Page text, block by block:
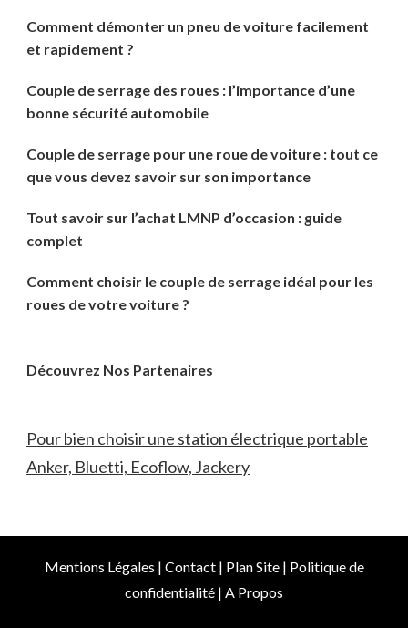
Comment démonter un pneu de voiture facilement
et rapidement ?
Couple de serrage des roues : l’importance d’une
bonne sécurité automobile
Couple de serrage pour une roue de voiture : tout ce
que vous devez savoir sur son importance
Tout savoir sur l’achat LMNP d’occasion : guide
complet
Comment choisir le couple de serrage idéal pour les
roues de votre voiture ?
Découvrez Nos Partenaires
Pour bien choisir une station électrique portable
Anker, Bluetti, Ecoflow, Jackery
Mentions Légales | Contact| Plan Site| Politique de
confidentialité | A Propos